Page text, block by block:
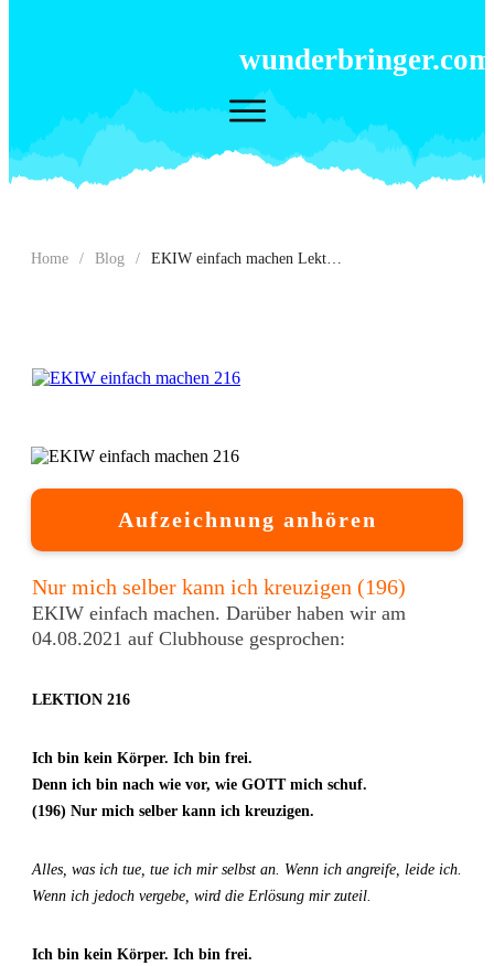
wunderbringer.com
Home / Blog / EKIW einfach machen Lektion 216
Aufzeichnung anhören
Nur mich selber kann ich kreuzigen (196)
EKIW einfach machen. Darüber haben wir am
04.08.2021 auf Clubhouse gesprochen:
LEKTION 216
Ich bin kein Körper. Ich bin frei.
Denn ich bin nach wie vor, wie GOTT mich schuf.
(196) Nur mich selber kann ich kreuzigen.
Alles, was ich tue, tue ich mir selbst an. Wenn ich angreife, leide ich.
Wenn ich jedoch vergebe, wird die Erlösung mir zuteil.
Ich bin kein Körper. Ich bin frei.